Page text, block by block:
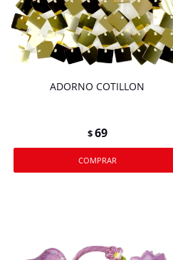
ADORNO COTILLON
$69